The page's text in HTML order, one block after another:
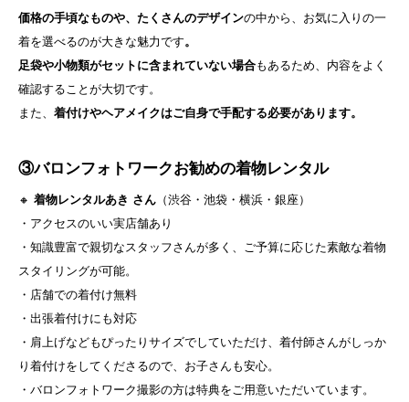
価格の手頃なものや、たくさんのデザインの中から、お気に入りの一
着を選べるのが大きな魅力です。
足袋や小物類がセットに含まれていない場合もあるため、内容をよく
確認することが大切です。
また、 着付けやヘアメイクはご自身で手配する必要があります。
③バロンフォトワークお勧めの着物レンタル
🔸 着物レンタルあき さん （渋谷・池袋・横浜・銀座）
・アクセスのいい実店舗あり
・知識豊富で親切なスタッフさんが多く、ご予算に応じた素敵な着物
スタイリングが可能。
・店舗での着付け無料
・出張着付けにも対応
・肩上げなどもぴったりサイズでしていただけ、着付師さんがしっか
り着付けをしてくださるので、お子さんも安心。
・バロンフォトワーク撮影の方は特典をご用意いただいています。